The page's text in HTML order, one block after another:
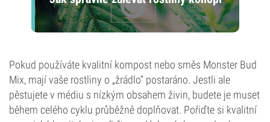
Pokud používáte kvalitní kompost nebo směs Monster Bud
Mix, mají vaše rostliny o „žrádlo“ postaráno. Jestli ale
pěstujete v médiu s nízkým obsahem živin, budete je muset
během celého cyklu průběžně doplňovat. Pořiďte si kvalitní